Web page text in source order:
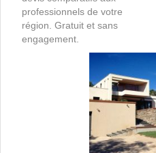
professionnels de votre
région. Gratuit et sans
engagement.